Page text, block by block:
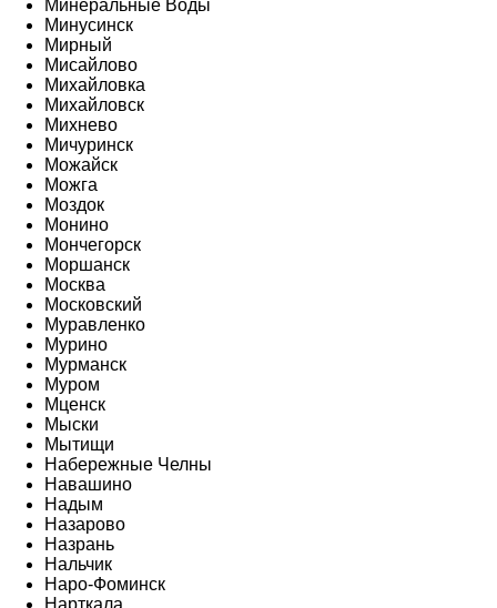
Минеральные Воды
Минусинск
Мирный
Мисайлово
Михайловка
Михайловск
Михнево
Мичуринск
Можайск
Можга
Моздок
Монино
Мончегорск
Моршанск
Москва
Московский
Муравленко
Мурино
Мурманск
Муром
Мценск
Мыски
Мытищи
Набережные Челны
Навашино
Надым
Назарово
Назрань
Нальчик
Наро-Фоминск
Нарткала